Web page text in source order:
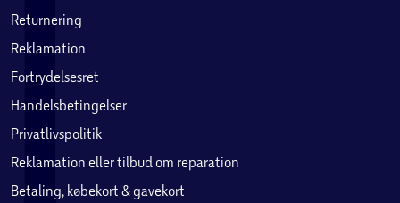
Returnering
Reklamation
Fortrydelsesret
Handelsbetingelser
Privatlivspolitik
Reklamation eller tilbud om reparation
Betaling, købekort & gavekort